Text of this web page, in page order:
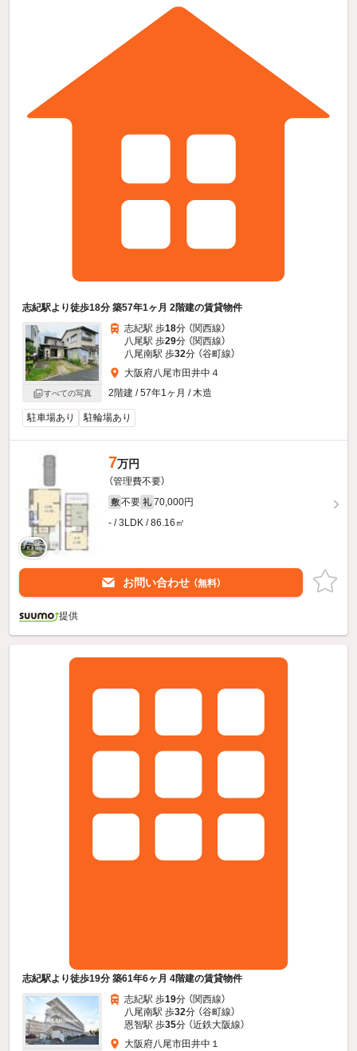
志紀駅より徒歩18分 築57年1ヶ月 2階建の賃貸物件
すべての写真
志紀駅 歩18分 （関西線）
八尾駅 歩29分 （関西線）
八尾南駅 歩32分 （谷町線）
大阪府八尾市田井中４
2階建 / 57年1ヶ月 / 木造
駐車場あり 駐輪場あり
7万円
（管理費不要）
敷 不要 礼 70,000円
- / 3LDK / 86.16㎡
お問い合わせ （無料）
提供
志紀駅より徒歩19分 築61年6ヶ月 4階建の賃貸物件
志紀駅 歩19分 （関西線）
八尾南駅 歩32分 （谷町線）
恩智駅 歩35分 （近鉄大阪線）
大阪府八尾市田井中１